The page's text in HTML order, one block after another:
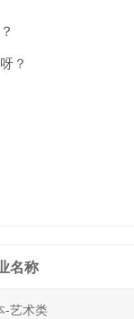
？
名称
-艺术类